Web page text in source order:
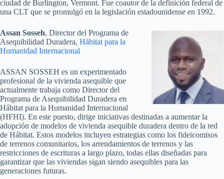
ciudad de Burlington, Vermont. Fue coautor de la definición federal de
una CLT que se promulgó en la legislación estadounidense en 1992.
Assan Sosseh, Director del Programa de
Asequibilidad Duradera, Hábitat para la
Humanidad Internacional
ASSAN SOSSEH es un experimentado
profesional de la vivienda asequible que
actualmente trabaja como Director del
Programa de Asequibilidad Duradera en
Hábitat para la Humanidad Internacional
(HFHI). En este puesto, dirige iniciativas destinadas a aumentar la
adopción de modelos de vivienda asequible duradera dentro de la red
de Hábitat. Estos modelos incluyen estrategias como los fideicomisos
de terrenos comunitarios, los arrendamientos de terrenos y las
restricciones de escrituras a largo plazo, todas ellas diseñadas para
garantizar que las viviendas sigan siendo asequibles para las
generaciones futuras.